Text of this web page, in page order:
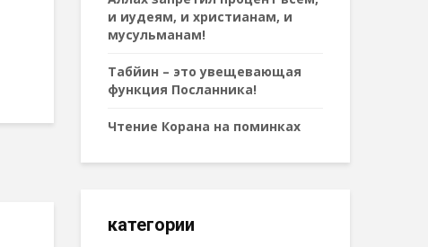
и иудеям, и христианам, и
мусульманам!
Табйин – это увещевающая
функция Посланника!
Чтение Корана на поминках
категории